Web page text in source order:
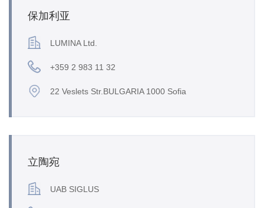
保加利亚
LUMINA Ltd.
+359 2 983 11 32
22 Veslets Str.BULGARIA 1000 Sofia
立陶宛
UAB SIGLUS